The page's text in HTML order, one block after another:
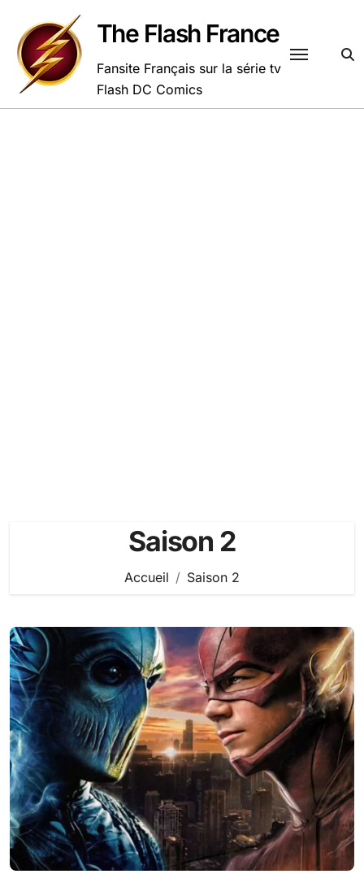
contenu
The Flash France
Fansite Français sur la série tv
Flash DC Comics
Saison 2
Accueil Saison 2